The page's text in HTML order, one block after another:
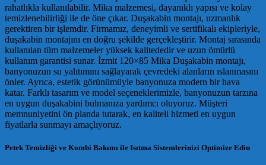
rahatlıkla kullanılabilir. Mika malzemesi, dayanıklı yapısı ve kolay
temizlenebilirliği ile de öne çıkar. Duşakabin montajı, uzmanlık
gerektiren bir işlemdir. Firmamız, deneyimli ve sertifikalı ekipleriyle,
duşakabin montajını en doğru şekilde gerçekleştirir. Montaj sırasında
kullanılan tüm malzemeler yüksek kalitededir ve uzun ömürlü
kullanım garantisi sunar. İzmit 120×85 Mika Duşakabin montajı,
banyonuzun su yalıtımını sağlayarak çevredeki alanların ıslanmasını
önler. Ayrıca, estetik görünümüyle banyonuza modern bir hava
katar. Farklı tasarım ve model seçeneklerimizle, banyonuzun tarzına
en uygun duşakabini bulmanıza yardımcı oluyoruz. Müşteri
memnuniyetini ön planda tutarak, en kaliteli hizmeti en uygun
fiyatlarla sunmayı amaçlıyoruz.
Petek Temizliği ve Kombi Bakımı ile Isıtma Sistemlerinizi Optimize Edin